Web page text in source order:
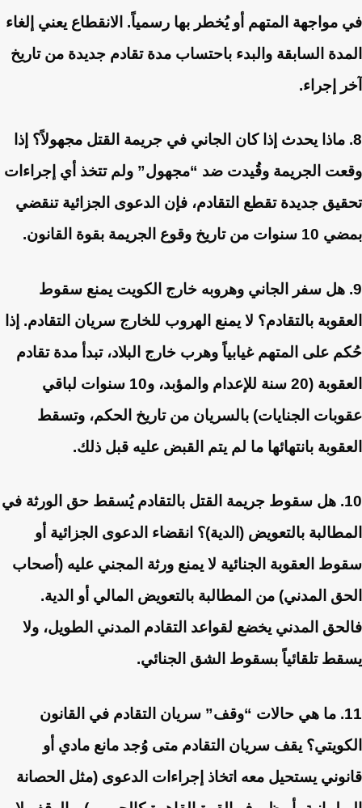
في مواجهة المتهم أو يُخطر بها رسمياً. الانقطاع يعني إلغاء
المدة السابقة والبدء باحتساب مدة تقادم جديدة من تاريخ
آخر إجراء.
8. ماذا يحدث إذا كان الجاني في جريمة القتل مجهولاً؟
إذا
وقعت الجريمة وقُيدت ضد “مجهول” ولم تتخذ أي إجراءات
تحقيق جديدة تقطع التقادم، فإن الدعوى الجزائية تنقضي
بمضي 10 سنوات من تاريخ وقوع الجريمة بقوة القانون.
9. هل سفر الجاني وهروبه خارج الكويت يمنع سقوط
العقوبة بالتقادم؟ لا يمنع الهروب للخارج سريان التقادم. إذا
حُكم على المتهم غيابياً وهرب خارج البلاد، تبدأ مدة تقادم
العقوبة (20 سنة للإعدام والمؤبد، و10 سنوات لباقي
عقوبات الجنايات) بالسريان من تاريخ الحكم، وتسقط
العقوبة بانتهائها ما لم يتم القبض عليه قبل ذلك.
10. هل سقوط جريمة القتل بالتقادم يُسقط حق الورثة في
المطالبة بالتعويض (الدية)؟ انقضاء الدعوى الجزائية أو
سقوط العقوبة الجنائية لا يمنع ورثة المجني عليه (أصحاب
الحق المدني) من المطالبة بالتعويض المالي أو الدية.
فالحق المدني يخضع لقواعد التقادم المدني الطويل، ولا
يسقط تلقائياً بسقوط الشق الجنائي.
11. ما هي حالات “وقف” سريان التقادم في القانون
الكويتي؟ يقف سريان التقادم متى وُجد مانع مادي أو
قانوني يستحيل معه اتخاذ إجراءات الدعوى (مثل الحصانة